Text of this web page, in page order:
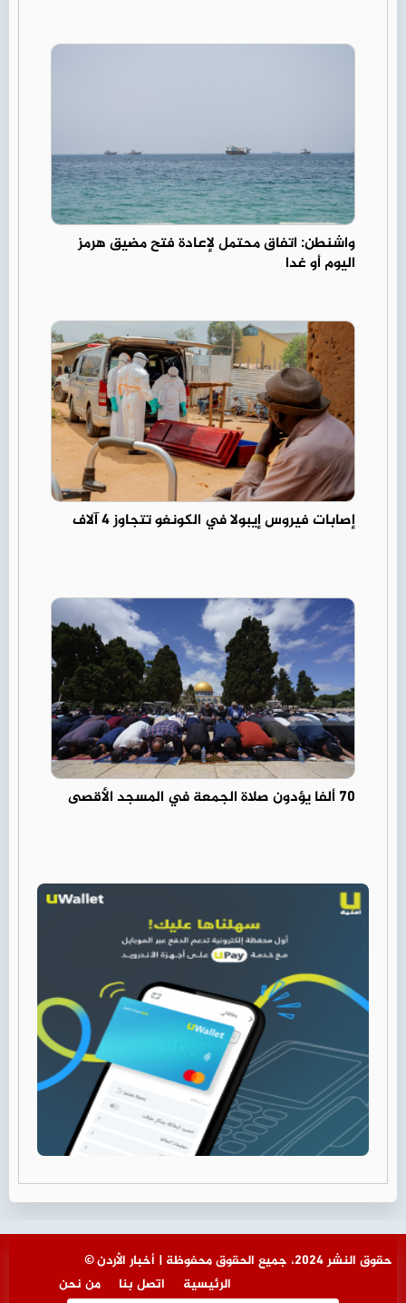
واشنطن: اتفاق محتمل لإعادة فتح مضيق هرمز
اليوم أو غدا
إصابات فيروس إيبولا في الكونغو تتجاوز 4 آلاف
70 ألفا يؤدون صلاة الجمعة في المسجد الأقصى
© حقوق النشر 2024، جميع الحقوق محفوظة | أخبار الأردن
من نحن
اتصل بنا الرئيسية